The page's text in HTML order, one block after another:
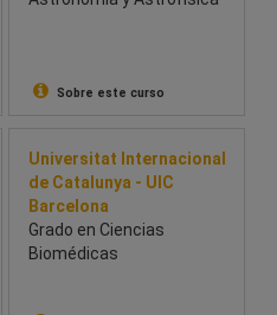
Sobre este curso
Universitat Internacional
de Catalunya - UIC
Barcelona
Grado en Ciencias
Biomédicas